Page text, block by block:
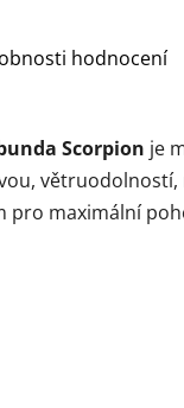
hodnocení
Scorpion je
větruodolností,
pro maximální